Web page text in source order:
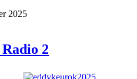
2025
2